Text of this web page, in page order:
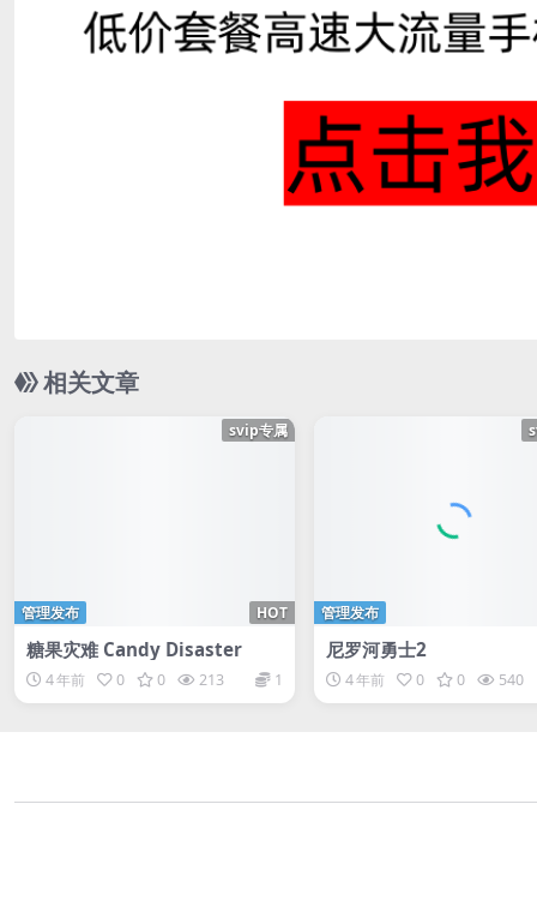
相关文章
svip专属
HOT
管理发布
糖果灾难 Candy Disaster
4 年前 0 0 213 1
管理发布
尼罗河勇士2
4 年前 0 0 540